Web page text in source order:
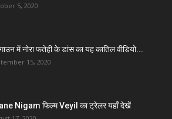
5, 2020
में नोरा फतेही के डांस का यह कातिल वीडियो...
15, 2020
Nigam फिल्म Veyil का ट्रेलर यहाँ देखें